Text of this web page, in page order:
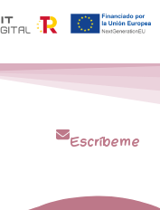
Escríbeme